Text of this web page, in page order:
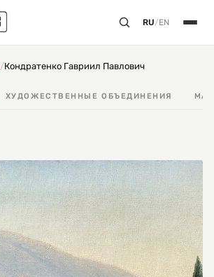
RU/EN
/Кондратенко Гавриил Павлович
ХУДОЖЕСТВЕННЫЕ ОБЪЕДИНЕНИЯ